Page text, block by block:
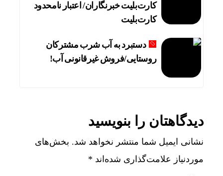
کارت‌بلیت خبرنگاران/ اعتبار نامحدود
کارت‌بلیت
دستبرد به آب شرب مشترکان
روستایی/فروش غیرقانونی آب!
دیدگاهتان را بنویسید
نشانی ایمیل شما منتشر نخواهد شد. بخش‌های
موردنیاز علامت‌گذاری شده‌اند *